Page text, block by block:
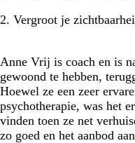
2. Vergroot je
Anne Vrij is coach en is
gewoond te hebben,
Hoewel ze een zeer
psychotherapie, was het
vinden toen ze net
zo goed en het aanbod